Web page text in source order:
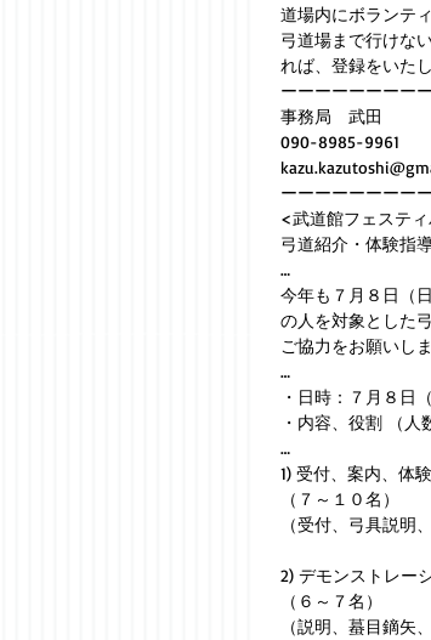
道場内にボランテ
弓道場まで行けな
れば、登録をいた
ーーーーーーーー
事務局　武田
090-8985-9961
ーーーーーーーー
<武道館フェステ
弓道紹介・体験指
…
今年も７月８日（
の人を対象とした
ご協力をお願いし
…
・日時：７月８日
・内容、役割 （人
…
1) 受付、案内、体
（７～１０名）
（受付、弓具説明
2) デモンストレー
（６～７名）
（説明、蟇目鏑矢